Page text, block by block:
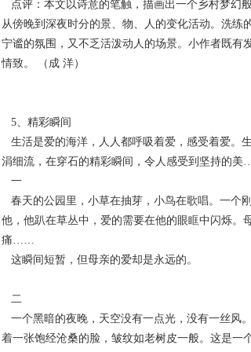
点评：本文以诗意的笔触，描画出一个乡村梦幻
从傍晚到深夜时分的景、物、人的变化活动。洗
宁谧的氛围，又不乏活泼动人的场景。小作者既有
情致。 （成 洋）
5、精彩瞬间
生活是爱的海洋，人人都呼吸着爱，感受着爱。
涓细流，在穿石的精彩瞬间，令人感受到坚持的美
一
春天的公园里，小草在抽芽，小鸟在歌唱。一个
他，他趴在草丛中，爱的需要在他的眼眶中闪烁。
痛……
这瞬间短暂，但母亲的爱却是永远的。
二
一个黑暗的夜晚，天空没有一点光，没有一丝风
着一张饱经沧桑的脸，皱纹如老树皮一般。这是一